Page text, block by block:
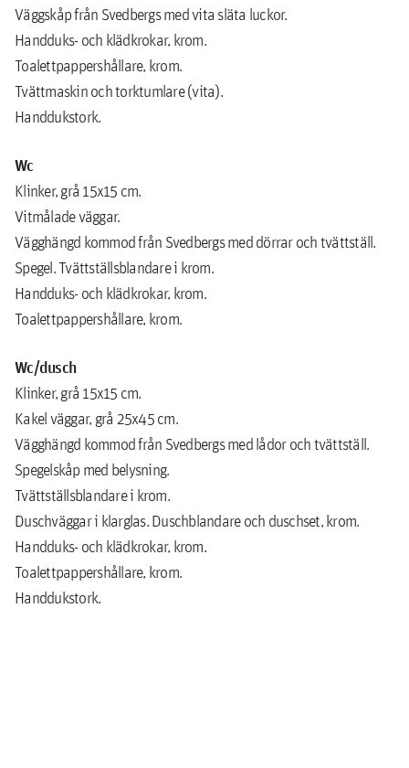
Väggskåp från Svedbergs med vita släta luckor.
Handduks- och klädkrokar, krom.
Toalettpappershållare, krom.
Tvättmaskin och torktumlare (vita).
Handdukstork.
Wc
Klinker, grå 15x15 cm.
Vitmålade väggar.
Vägghängd kommod från Svedbergs med dörrar och tvättställ.
Spegel. Tvättställsblandare i krom.
Handduks- och klädkrokar, krom.
Toalettpappershållare, krom.
Wc/dusch
Klinker, grå 15x15 cm.
Kakel väggar, grå 25x45 cm.
Vägghängd kommod från Svedbergs med lådor och tvättställ.
Spegelskåp med belysning.
Tvättställsblandare i krom.
Duschväggar i klarglas. Duschblandare och duschset, krom.
Handduks- och klädkrokar, krom.
Toalettpappershållare, krom.
Handdukstork.